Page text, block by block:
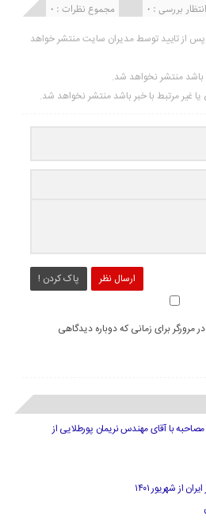
مجموع نظرات : 0 بررسی : 0
از تایید توسط مدیران سایت منتشر خواهد
باشد منتشر نخواهد شد.
یا غیر مرتبط با خبر باشد منتشر نخواهد شد.
ارسال نظر پاک کردن !
مرورگر برای زمانی که دوباره دیدگاهی
مصاحبه با آقای مهندس نریمان پورطلایی از
از شهریور ۱۴۰۱